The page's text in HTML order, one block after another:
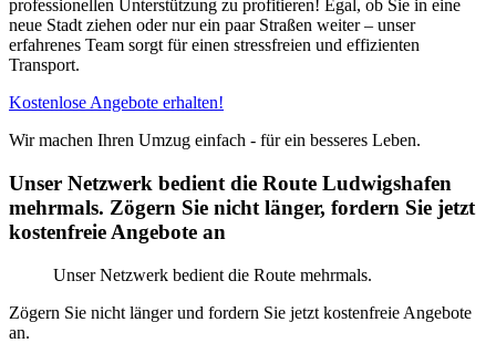
professionellen Unterstützung zu profitieren! Egal, ob Sie in eine
neue Stadt ziehen oder nur ein paar Straßen weiter – unser
erfahrenes Team sorgt für einen stressfreien und effizienten
Transport.
Kostenlose Angebote erhalten!
Wir machen Ihren Umzug einfach - für ein besseres Leben.
Unser Netzwerk bedient die Route Ludwigshafen
mehrmals. Zögern Sie nicht länger, fordern Sie jetzt
kostenfreie Angebote an
Unser Netzwerk bedient die Route mehrmals.
Zögern Sie nicht länger und fordern Sie jetzt kostenfreie Angebote
an.